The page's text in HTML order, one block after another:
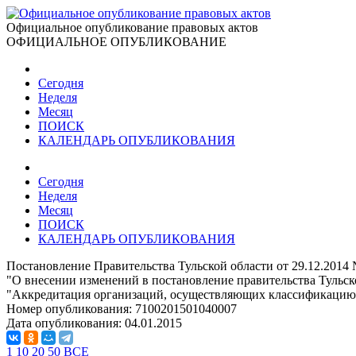
Официальное опубликование правовых актов
ОФИЦИАЛЬНОЕ ОПУБЛИКОВАНИЕ
Сегодня
Неделя
Месяц
ПОИСК
КАЛЕНДАРЬ ОПУБЛИКОВАНИЯ
Сегодня
Неделя
Месяц
ПОИСК
КАЛЕНДАРЬ ОПУБЛИКОВАНИЯ
Постановление Правительства Тульской области от
"О внесении изменений в постановление правительства
"Аккредитация организаций, осуществляющих
Номер опубликования: 7100201501040007
Дата опубликования: 04.01.2015
1 10 20 50 ВСЕ